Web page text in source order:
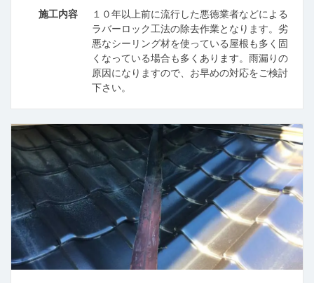
施工内容
１０年以上前に流行した悪徳業者などによる
ラバーロック工法の除去作業となります。劣
悪なシーリング材を使っている屋根も多く固
くなっている場合も多くあります。雨漏りの
原因になりますので、お早めの対応をご検討
下さい。